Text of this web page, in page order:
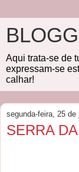
Aqui trata-se de
expressam-se
calhar!
segunda-feira, 25 de
SERRA